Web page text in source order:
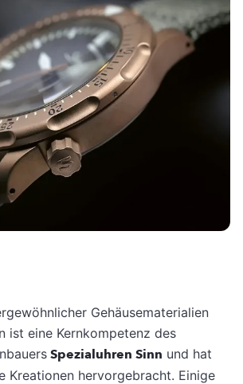
Gehäusematerialien
ist eine Kernkompetenz des
Spezialuhren Sinn und hat
Kreationen hervorgebracht. Einige